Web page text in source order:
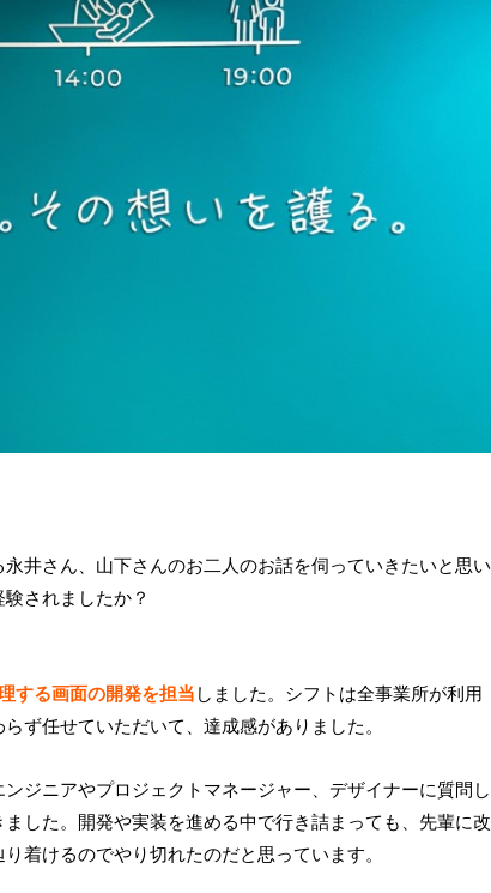
井さん、山下さんのお二人のお話を伺っていきたいと思い
されましたか？
する画面の開発を担当 しました。シフトは全事業所が利用
ず任せていただいて、達成感がありました。
ジニアやプロジェクトマネージャー、デザイナーに質問し
した。開発や実装を進める中で行き詰まっても、先輩に改
着けるのでやり切れたのだと思っています。